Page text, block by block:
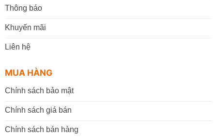
Thông báo
Khuyến mãi
Liên hệ
MUA HÀNG
Chính sách bảo mật
Chính sách giá bán
Chính sách bán hàng